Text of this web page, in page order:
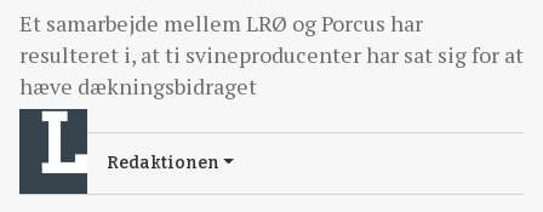
Et samarbejde mellem LRØ og Porcus har
resulteret i, at ti svineproducenter har sat sig for at
hæve dækningsbidraget
Redaktionen